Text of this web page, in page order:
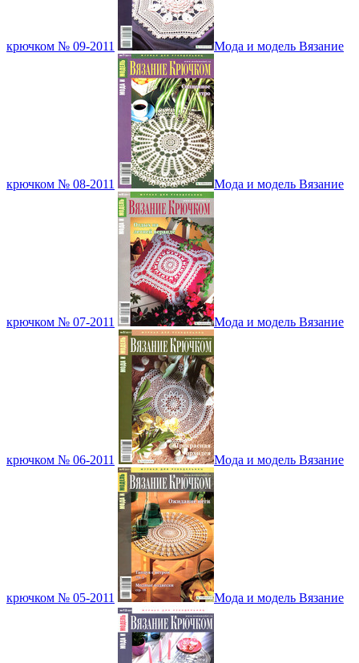
крючком № 09-2011 Мода и модель Вязание
крючком № 08-2011 Мода и модель Вязание
крючком № 07-2011 Мода и модель Вязание
крючком № 06-2011 Мода и модель Вязание
крючком № 05-2011 Мода и модель Вязание